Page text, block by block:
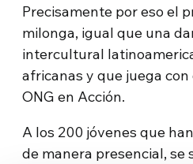
Precisamente por eso el
milonga, igual que una
intercultural
africanas y que juega
ONG en Acción.
A los 200 jóvenes que
de manera presencial, se